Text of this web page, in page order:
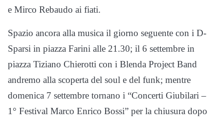
e Mirco Rebaudo ai fiati.
Spazio ancora alla musica il giorno seguente con i D-
Sparsi in piazza Farini alle 21.30; il 6 settembre in
piazza Tiziano Chierotti con i Blenda Project Band
andremo alla scoperta del soul e del funk; mentre
domenica 7 settembre tornano i “Concerti Giubilari –
1° Festival Marco Enrico Bossi” per la chiusura dopo